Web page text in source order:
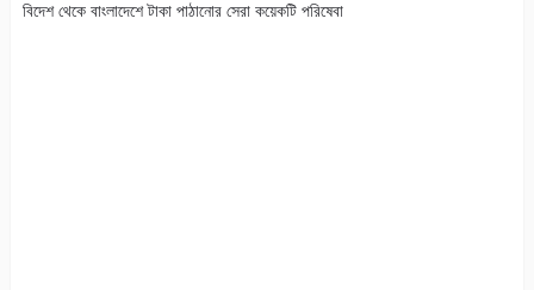
বিদেশ থেকে বাংলাদেশে টাকা পাঠানোর সেরা কয়েকটি পরিষেবা